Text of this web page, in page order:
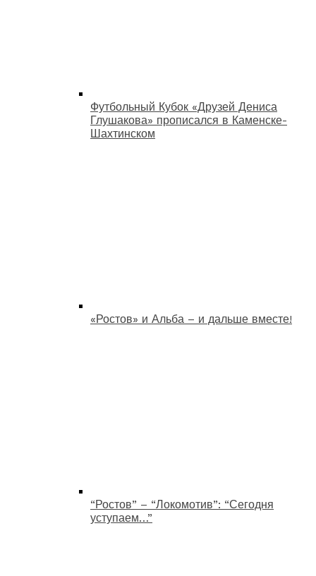
Футбольный Кубок «Друзей Дениса
Глушакова» прописался в Каменске-
Шахтинском
«Ростов» и Альба – и дальше вместе!
“Ростов” – “Локомотив”: “Сегодня
уступаем…”